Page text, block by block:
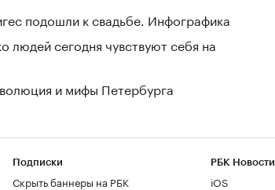
подошли к свадьбе. Инфографика
людей сегодня чувствуют себя на
и мифы Петербурга
Подписки
Скрыть баннеры на РБК
РБК Новости
iOS